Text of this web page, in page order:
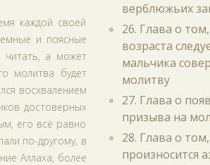
каждой своей
и поясные
читать, а может
молитва будет
восхвалением
достоверных
его всё равно
по-другому, в
Аллаха, более
верблюжьих
26. Глава о
возраста
мальчика
молитву
27. Глава о
призыва на
28. Глава о
произносится